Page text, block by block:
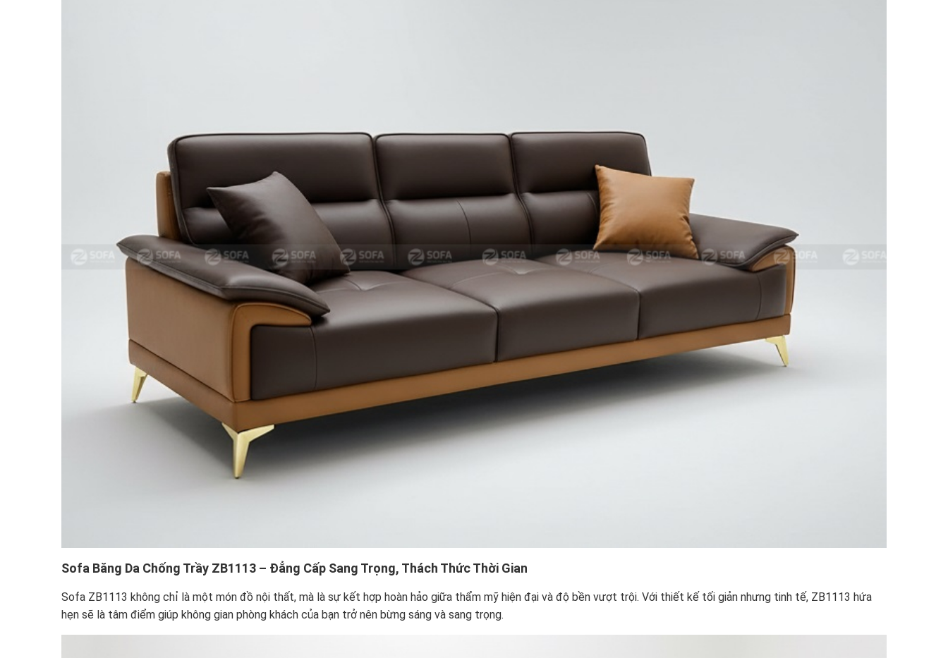
Sofa Băng Da Chống Trầy ZB1113 – Đẳng Cấp Sang Trọng, Thách Thức Thời Gian
Sofa ZB1113 không chỉ là một món đồ nội thất, mà là sự kết hợp hoàn hảo giữa thẩm mỹ hiện đại và độ bền vượt trội. Với thiết kế tối giản nhưng tinh tế, ZB1113 hứa
hẹn sẽ là tâm điểm giúp không gian phòng khách của bạn trở nên bừng sáng và sang trọng.